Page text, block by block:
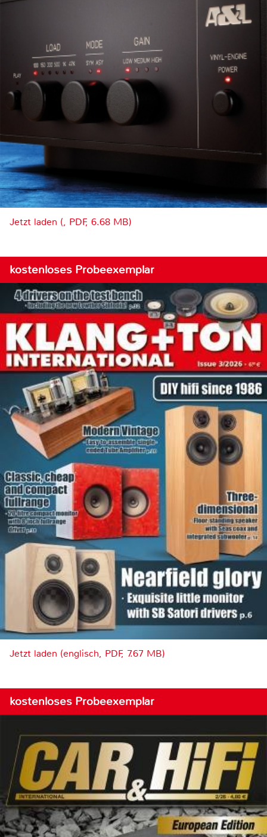
Jetzt laden (, PDF, 6.68 MB)
kostenloses Probeexemplar
Jetzt laden (englisch, PDF, 7.67 MB)
kostenloses Probeexemplar